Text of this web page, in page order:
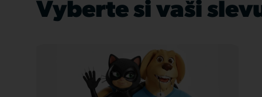
Vyberte si vaši